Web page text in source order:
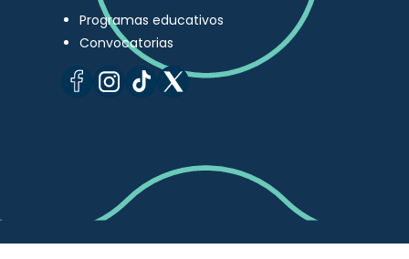
Programas educativos
Convocatorias